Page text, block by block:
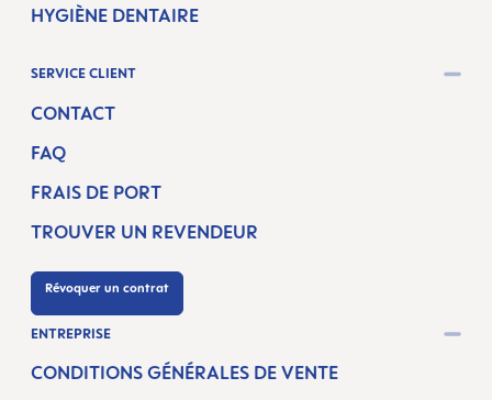
HYGIÈNE DENTAIRE
SERVICE CLIENT
CONTACT
FAQ
FRAIS DE PORT
TROUVER UN REVENDEUR
Révoquer un contrat
ENTREPRISE
CONDITIONS GÉNÉRALES DE VENTE